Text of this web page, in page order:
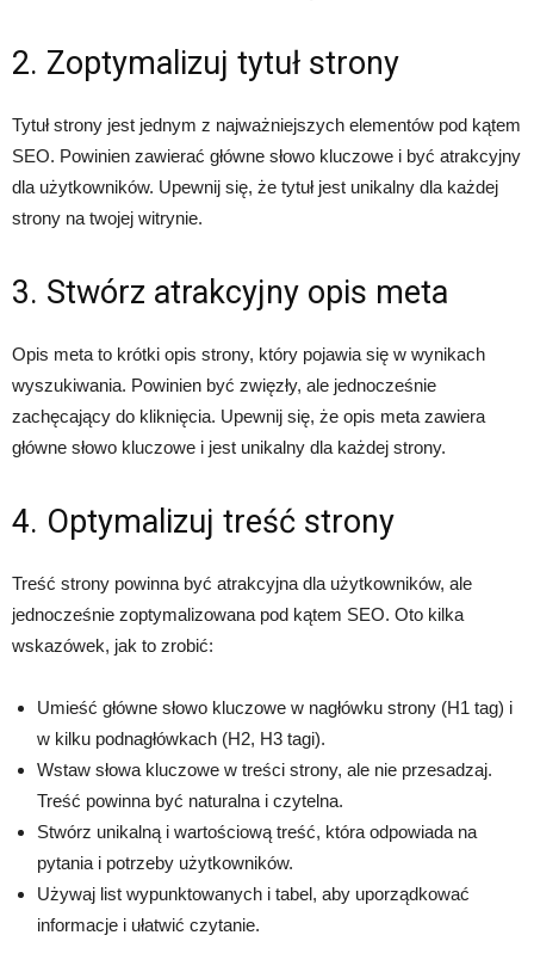
2. Zoptymalizuj tytuł strony
Tytuł strony jest jednym z najważniejszych elementów pod kątem
SEO. Powinien zawierać główne słowo kluczowe i być atrakcyjny
dla użytkowników. Upewnij się, że tytuł jest unikalny dla każdej
strony na twojej witrynie.
3. Stwórz atrakcyjny opis meta
Opis meta to krótki opis strony, który pojawia się w wynikach
wyszukiwania. Powinien być zwięzły, ale jednocześnie
zachęcający do kliknięcia. Upewnij się, że opis meta zawiera
główne słowo kluczowe i jest unikalny dla każdej strony.
4. Optymalizuj treść strony
Treść strony powinna być atrakcyjna dla użytkowników, ale
jednocześnie zoptymalizowana pod kątem SEO. Oto kilka
wskazówek, jak to zrobić:
Umieść główne słowo kluczowe w nagłówku strony (H1 tag) i
w kilku podnagłówkach (H2, H3 tagi).
Wstaw słowa kluczowe w treści strony, ale nie przesadzaj.
Treść powinna być naturalna i czytelna.
Stwórz unikalną i wartościową treść, która odpowiada na
pytania i potrzeby użytkowników.
Używaj list wypunktowanych i tabel, aby uporządkować
informacje i ułatwić czytanie.